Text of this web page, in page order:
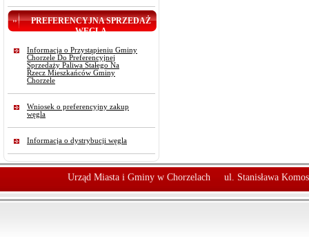
PREFERENCYJNA SPRZEDAŻ
WĘGLA
Informacja o Przystąpieniu Gminy
Chorzele Do Preferencyjnej
Sprzedaży Paliwa Stałego Na
Rzecz Mieszkańców Gminy
Chorzele
Wniosek o preferencyjny zakup
węgla
Informacja o dystrybucji węgla
Urząd Miasta i Gminy w Chorzelach ul. Stanisława